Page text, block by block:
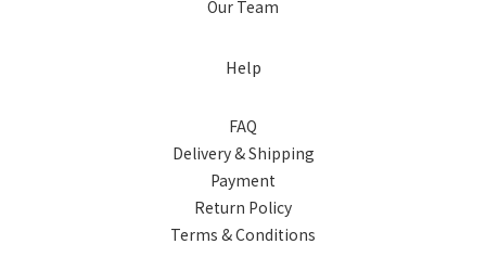
Our Team
Help
FAQ
Delivery & Shipping
Payment
Return Policy
Terms & Conditions